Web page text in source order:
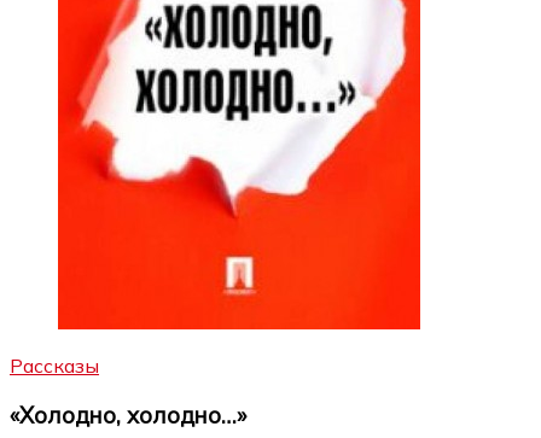
Рассказы
«Холодно, холодно…»